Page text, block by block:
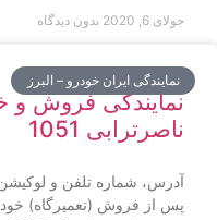
جولای 6, 2020 بدون دیدگاه
نمایندگی ایران خودرو – البرز
نمایندگی فروش و
ناصرترابی 1051
آدرس، شماره تلفن و
پس از فروش (تعمیرگاه)